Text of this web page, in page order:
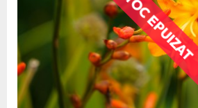
STOC EPUIZAT